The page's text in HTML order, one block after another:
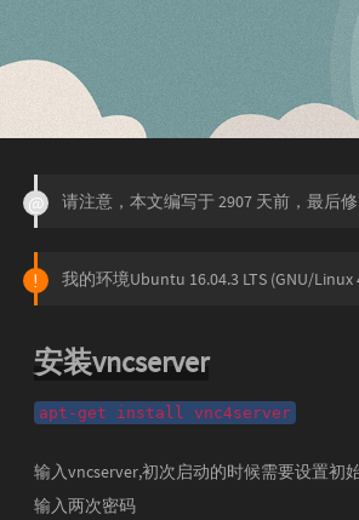
请注意，本文编写于 2907 天前，最后
我的环境Ubuntu 16.04.3 LTS (GNU/Linux
安装vncserver
apt-get install vnc4server
输入vncserver,初次启动的时候需要设置初
输入两次密码